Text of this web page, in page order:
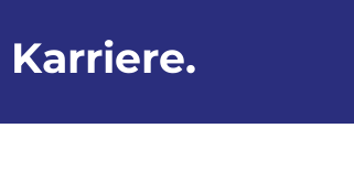
Karriere.